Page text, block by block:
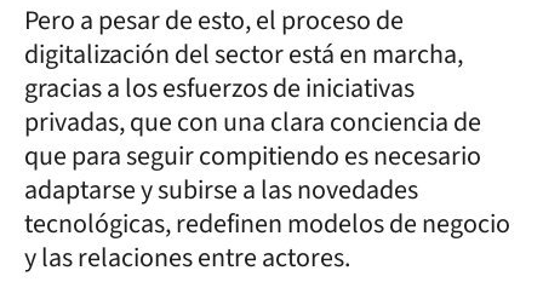
Pero a pesar de esto, el proceso de
digitalización del sector está en marcha,
gracias a los esfuerzos de iniciativas
privadas, que con una clara conciencia de
que para seguir compitiendo es necesario
adaptarse y subirse a las novedades
tecnológicas, redefinen modelos de negocio
y las relaciones entre actores.